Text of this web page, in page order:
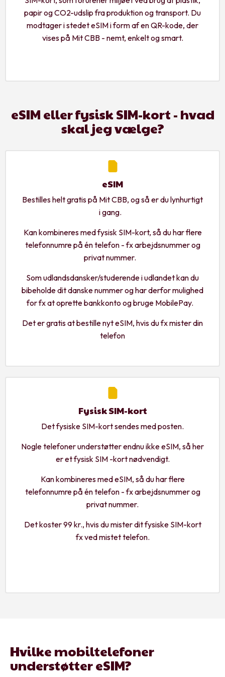
papir og CO2-udslip fra produktion og transport. Du
modtager i stedet eSIM i form af en QR-kode, der
vises på Mit CBB - nemt, enkelt og smart.
eSIM eller fysisk SIM-kort - hvad
skal jeg vælge?
eSIM
Bestilles helt gratis på Mit CBB, og så er du lynhurtigt
i gang.
Kan kombineres med fysisk SIM-kort, så du har flere
telefonnumre på én telefon - fx arbejdsnummer og
privat nummer.
Som udlandsdansker/studerende i udlandet kan du
bibeholde dit danske nummer og har derfor mulighed
for fx at oprette bankkonto og bruge MobilePay.
Det er gratis at bestille nyt eSIM, hvis du fx mister din
telefon
Fysisk SIM-kort
Det fysiske SIM-kort sendes med posten.
Nogle telefoner understøtter endnu ikke eSIM, så her
er et fysisk SIM -kort nødvendigt.
Kan kombineres med eSIM, så du har flere
telefonnumre på én telefon - fx arbejdsnummer og
privat nummer.
Det koster 99 kr., hvis du mister dit fysiske SIM-kort
fx ved mistet telefon.
Hvilke mobiltelefoner
understøtter eSIM?